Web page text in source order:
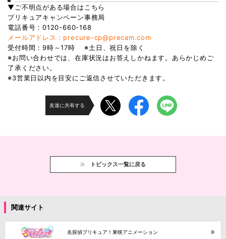
▼ご不明点がある場合はこちら
プリキュアキャンペーン事務局
電話番号：0120-660-168
メールアドレス：precure-cp@precam.com
受付時間：9時～17時　 ※土日、祝日を除く
※お問い合わせでは、在庫状況はお答えしかねます。あらかじめご
了承ください。
※3営業日以内を目安にご返信させていただきます。
友達に共有する
トピックス一覧に戻る
関連サイト
名探偵プリキュア！東映アニメーション